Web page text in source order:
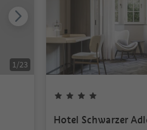
1/23
Hotel Schwarzer